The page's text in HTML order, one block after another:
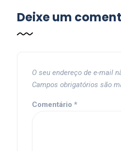
Deixe um
O seu endereço de e-mail
Campos obrigatórios são
Comentário *